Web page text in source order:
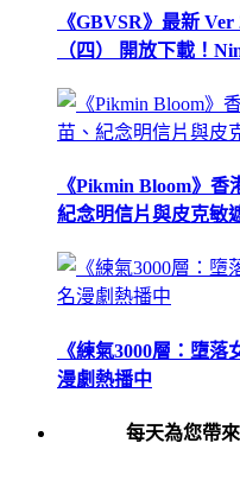
《GBVSR》最新
（四） 開放下載！
《Pikmin Bloom》
紀念明信片與皮克敏
《練氣3000層：墮
漫劇熱播中
每天為您帶